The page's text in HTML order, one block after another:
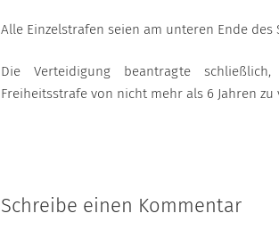
Alle Einzelstrafen seien am unteren Ende des
Die Verteidigung beantragte
Freiheitsstrafe von nicht mehr als 6 Jahren zu
Schreibe einen Kommentar